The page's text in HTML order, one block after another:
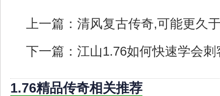
上一篇： 清风复古传奇,可能更久
下一篇： 江山1.76如何快速学会
1.76精品传奇相关推荐